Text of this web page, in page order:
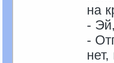
на
-
-